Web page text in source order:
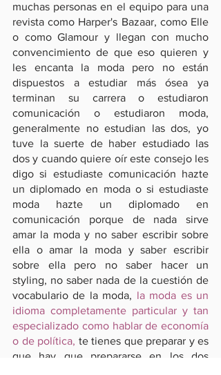
muchas personas en el equipo para una
revista como Harper's Bazaar, como Elle
o como Glamour y llegan con mucho
convencimiento de que eso quieren y
les encanta la moda pero no están
dispuestos a estudiar más ósea ya
terminan su carrera o estudiaron
comunicación o estudiaron moda,
generalmente no estudian las dos, yo
tuve la suerte de haber estudiado las
dos y cuando quiere oír este consejo les
digo si estudiaste comunicación hazte
un diplomado en moda o si estudiaste
moda hazte un diplomado en
comunicación porque de nada sirve
amar la moda y no saber escribir sobre
ella o amar la moda y saber escribir
sobre ella pero no saber hacer un
styling, no saber nada de la cuestión de
vocabulario de la moda, la moda es un
idioma completamente particular y tan
especializado como hablar de economía
o de política, te tienes que preparar y es
que hay que prepararse en los dos